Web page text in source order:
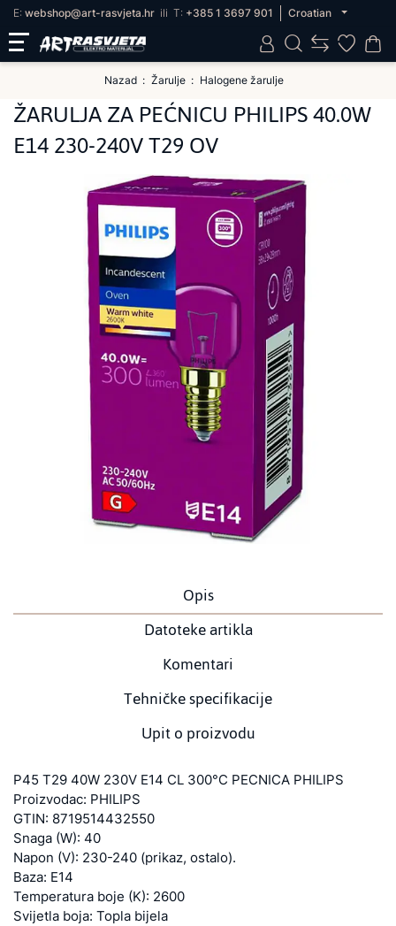
E: webshop@art-rasvjeta.hr ili T: +385 1 3697 901 Croatian
Nazad Žarulje Halogene žarulje
ŽARULJA ZA PEĆNICU PHILIPS 40.0W
E14 230-240V T29 OV
Opis
Datoteke artikla
Komentari
Tehničke specifikacije
Upit o proizvodu
P45 T29 40W 230V E14 CL 300°C PECNICA PHILIPS
Proizvodac: PHILIPS
GTIN: 8719514432550
Snaga (W): 40
Napon (V): 230-240 (prikaz, ostalo).
Baza: E14
Temperatura boje (K): 2600
Svijetla boja: Topla bijela